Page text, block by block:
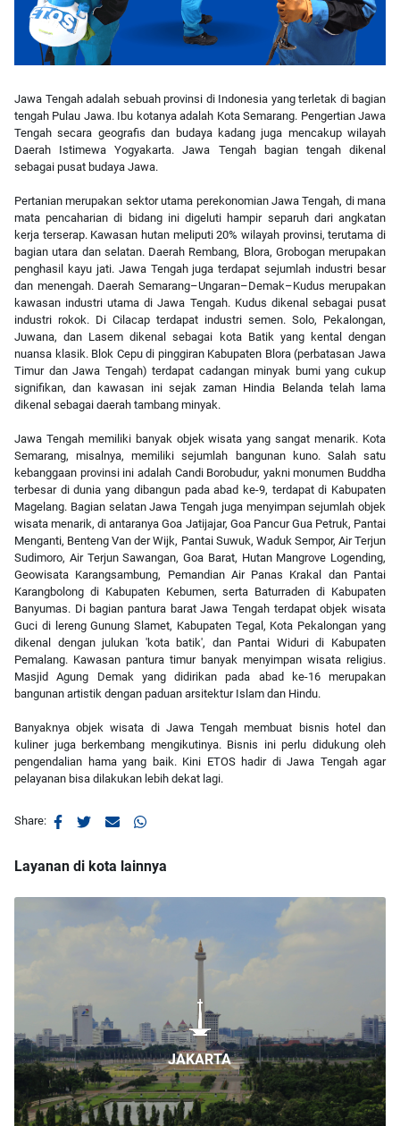
Jawa Tengah adalah sebuah provinsi di Indonesia yang terletak di bagian
tengah Pulau Jawa. Ibu kotanya adalah Kota Semarang. Pengertian Jawa
Tengah secara geografis dan budaya kadang juga mencakup wilayah
Daerah Istimewa Yogyakarta. Jawa Tengah bagian tengah dikenal
sebagai pusat budaya Jawa.
Pertanian merupakan sektor utama perekonomian Jawa Tengah, di mana
mata pencaharian di bidang ini digeluti hampir separuh dari angkatan
kerja terserap. Kawasan hutan meliputi 20% wilayah provinsi, terutama di
bagian utara dan selatan. Daerah Rembang, Blora, Grobogan merupakan
penghasil kayu jati. Jawa Tengah juga terdapat sejumlah industri besar
dan menengah. Daerah Semarang–Ungaran–Demak–Kudus merupakan
kawasan industri utama di Jawa Tengah. Kudus dikenal sebagai pusat
industri rokok. Di Cilacap terdapat industri semen. Solo, Pekalongan,
Juwana, dan Lasem dikenal sebagai kota Batik yang kental dengan
nuansa klasik. Blok Cepu di pinggiran Kabupaten Blora (perbatasan Jawa
Timur dan Jawa Tengah) terdapat cadangan minyak bumi yang cukup
signifikan, dan kawasan ini sejak zaman Hindia Belanda telah lama
dikenal sebagai daerah tambang minyak.
Jawa Tengah memiliki banyak objek wisata yang sangat menarik. Kota
Semarang, misalnya, memiliki sejumlah bangunan kuno. Salah satu
kebanggaan provinsi ini adalah Candi Borobudur, yakni monumen Buddha
terbesar di dunia yang dibangun pada abad ke-9, terdapat di Kabupaten
Magelang. Bagian selatan Jawa Tengah juga menyimpan sejumlah objek
wisata menarik, di antaranya Goa Jatijajar, Goa Pancur Gua Petruk, Pantai
Menganti, Benteng Van der Wijk, Pantai Suwuk, Waduk Sempor, Air Terjun
Sudimoro, Air Terjun Sawangan, Goa Barat, Hutan Mangrove Logending,
Geowisata Karangsambung, Pemandian Air Panas Krakal dan Pantai
Karangbolong di Kabupaten Kebumen, serta Baturraden di Kabupaten
Banyumas. Di bagian pantura barat Jawa Tengah terdapat objek wisata
Guci di lereng Gunung Slamet, Kabupaten Tegal, Kota Pekalongan yang
dikenal dengan julukan 'kota batik', dan Pantai Widuri di Kabupaten
Pemalang. Kawasan pantura timur banyak menyimpan wisata religius.
Masjid Agung Demak yang didirikan pada abad ke-16 merupakan
bangunan artistik dengan paduan arsitektur Islam dan Hindu.
Banyaknya objek wisata di Jawa Tengah membuat bisnis hotel dan
kuliner juga berkembang mengikutinya. Bisnis ini perlu didukung oleh
pengendalian hama yang baik. Kini ETOS hadir di Jawa Tengah agar
pelayanan bisa dilakukan lebih dekat lagi.
Share:
Layanan di kota lainnya
JAKARTA